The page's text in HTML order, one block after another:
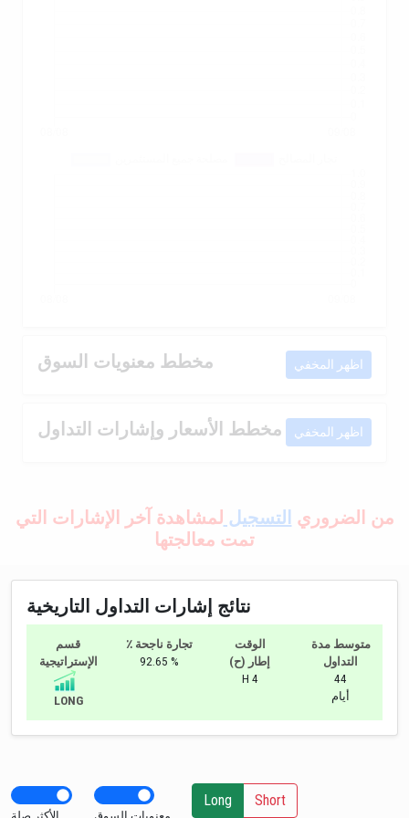
مخطط معنويات السوق اظهر المخفي
مخطط الأسعار وإشارات التداول اظهر المخفي
من الضروري التسجيل لمشاهدة آخر الإشارات التي
تمت معالجتها
نتائج إشارات التداول التاريخية
قسم
الإستراتيجية
LONG
٪ تجارة ناجحة
92.65 %
الوقت
إطار (ح)
H 4
متوسط مدة
التداول
44
أيام
Long Short